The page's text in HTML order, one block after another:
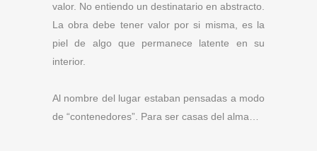
valor. No entiendo un destinatario en abstracto.
La obra debe tener valor por si misma, es la
piel de algo que permanece latente en su
interior.
Al nombre del lugar estaban pensadas a modo
de “contenedores”. Para ser casas del alma…